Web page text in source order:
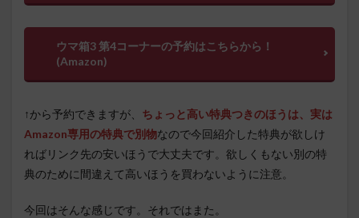
ウマ箱3 第4コーナーの予約はこちらから！
(Amazon)
↑から予約できますが、 ちょっと高い特典つきのほうは、実は
Amazon専用の特典で別物なので今回紹介した特典が欲しけ
ればリンク先の安いほうで大丈夫です。欲しくもない別の特
典のために間違えて高いほうを買わないように注意。
今回はそんな感じです。それではまた。